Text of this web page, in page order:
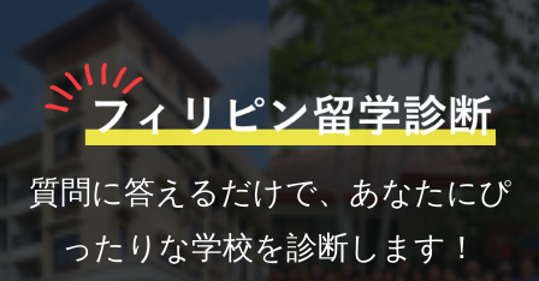
質問に答えるだけで、あなたにぴ
ったりな学校を診断します！